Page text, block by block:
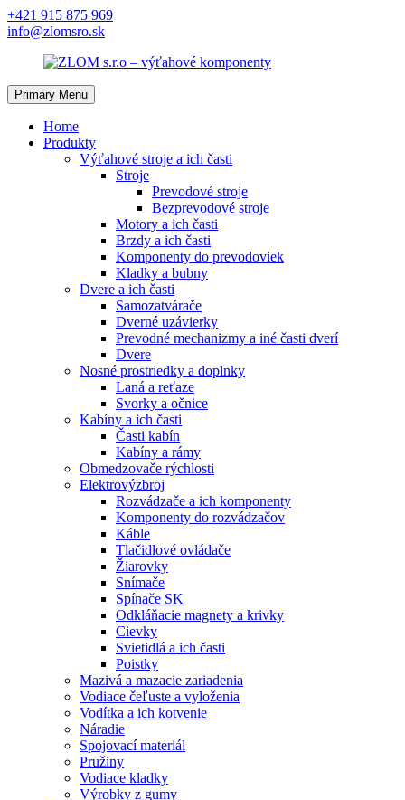
Skip
to
+421 915 875 969
info@zlomsro.sk
Primary Menu
Home
Produkty
Výťahové stroje a ich časti
Stroje
Prevodové stroje
Bezprevodové stroje
Motory a ich časti
Brzdy a ich časti
Komponenty do prevodoviek
Kladky a bubny
Dvere a ich časti
Samozatvárače
Dverné uzávierky
Prevodné mechanizmy a iné časti dverí
Dvere
Nosné prostriedky a doplnky
Laná a reťaze
Svorky a očnice
Kabíny a ich časti
Časti kabín
Kabíny a rámy
Obmedzovače rýchlosti
Elektrovýzbroj
Rozvádzače a ich komponenty
Komponenty do rozvádzačov
Káble
Tlačidlové ovládače
Žiarovky
Snímače
Spínače SK
Odkláňacie magnety a krivky
Cievky
Svietidlá a ich časti
Poistky
Mazivá a mazacie zariadenia
Vodiace čeľuste a vyloženia
Vodítka a ich kotvenie
Náradie
Spojovací materiál
Pružiny
Vodiace kladky
Výrobky z gumy